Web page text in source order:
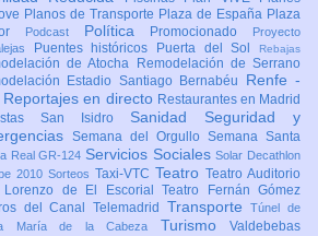
Planos de Transporte Plaza de España Plaza
Podcast Política Promocionado
Proyecto
Puentes históricos Puerta del Sol Rebajas
de Atocha
Remodelación de Serrano
Estadio Santiago Bernabéu Renfe -
Reportajes en directo Restaurantes en Madrid
San Isidro Sanidad Seguridad y
Semana del Orgullo Semana Santa
Real GR-124 Servicios SocialesSolar Decathlon
2010 Sorteos Taxi-VTC Teatro Teatro Auditorio
Lorenzo de El EscorialTeatro Fernán Gómez
del Canal Telemadrid TransporteTúnel de
María de la Cabeza Turismo Valdebebas